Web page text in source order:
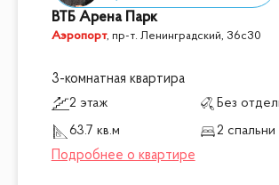
ВТБ Арена Парк
Аэропорт, пр-т. Ленинградский, 36с30
3-комнатная квартира
2 этаж
Без
63.7 кв.м
2 спальни